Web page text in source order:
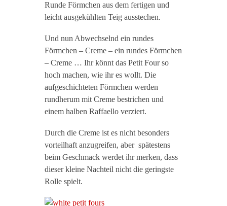
Runde Förmchen aus dem fertigen und
leicht ausgekühlten Teig ausstechen.
Und nun Abwechselnd ein rundes
Förmchen – Creme – ein rundes Förmchen
– Creme … Ihr könnt das Petit Four so
hoch machen, wie ihr es wollt. Die
aufgeschichteten Förmchen werden
rundherum mit Creme bestrichen und
einem halben Raffaello verziert.
Durch die Creme ist es nicht besonders
vorteilhaft anzugreifen, aber spätestens
beim Geschmack werdet ihr merken, dass
dieser kleine Nachteil nicht die geringste
Rolle spielt.